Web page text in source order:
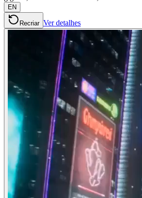
EN
Recriar Ver detalhes